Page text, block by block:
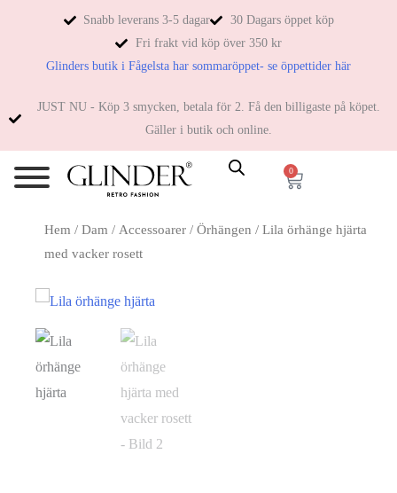
Snabb leverans 3-5 dagar
30 Dagars öppet köp
Fri frakt vid köp över 350 kr
Glinders butik i Fågelsta har sommaröppet- se öppettider här
JUST NU - Köp 3 smycken, betala för 2. Få den billigaste på köpet.
Gäller i butik och online.
0
Hem / Dam / Accessoarer / Örhängen / Lila örhänge hjärta
med vacker rosett